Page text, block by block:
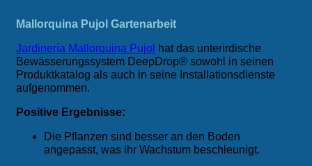
Mallorquina Pujol Gartenarbeit
Jardinería Mallorquina Pujol
hat das unterirdische
Bewässerungssystem DeepDrop® sowohl in seinen
Produktkatalog als auch in seine Installationsdienste
aufgenommen.
Positive Ergebnisse:
Die Pflanzen sind besser an den Boden
angepasst, was ihr Wachstum beschleunigt.